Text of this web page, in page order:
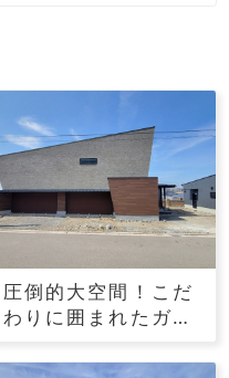
圧倒的大空間！こだ
わりに囲まれたガレ